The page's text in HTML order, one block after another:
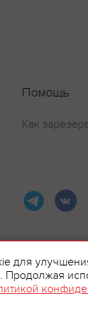
Помощь
Как
для
Продолжая